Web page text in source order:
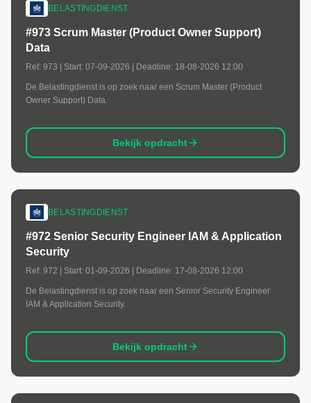
BELASTINGDIENST
#973 Scrum Master (Product Owner Support)
Data
Ref: 973 | Start: 07-09-2026 | Deadline: 18-08-2026 12:00
De Belastingdienst is op zoek naar een Scrum Master (Product
Owner Support) Data.
Bekijk opdracht
BELASTINGDIENST
#972 Senior Security Engineer IAM & Application
Security
Ref: 972 | Start: 01-09-2026 | Deadline: 17-08-2026 12:00
De Belastingdienst is op zoek naar een Senior Security Engineer
IAM & Application Security.
Bekijk opdracht